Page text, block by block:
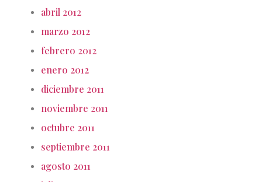
abril 2012
marzo 2012
febrero 2012
enero 2012
diciembre 2011
noviembre 2011
octubre 2011
septiembre 2011
agosto 2011